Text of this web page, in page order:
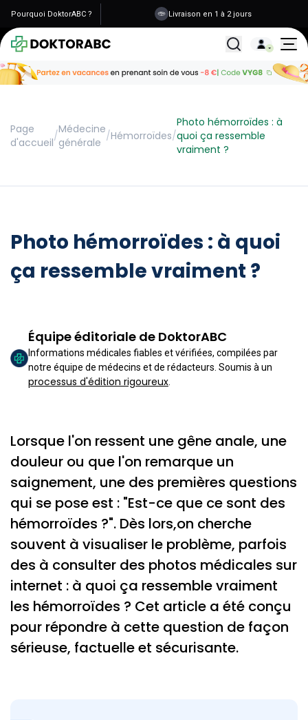
Pourquoi DoktorABC ? Livraison en 1 à 2 jours
Tous les
Page
d'accueil/Médecine
générale /Hémorroïdes/
Photo hémorroïdes : à
quoi ça ressemble
vraiment ?
Photo hémorroïdes : à quoi
ça ressemble vraiment ?
Équipe éditoriale de DoktorABC
Informations médicales fiables et vérifiées, compilées par
notre équipe de médecins et de rédacteurs. Soumis à un
processus d'édition rigoureux.
Lorsque l'on ressent une gêne anale, une
douleur ou que l'on remarque un
saignement, une des premières questions
qui se pose est : "Est-ce que ce sont des
hémorroïdes ?". Dès lors,on cherche
souvent à visualiser le problème, parfois
des à consulter des photos médicales sur
internet : à quoi ça ressemble vraiment
les hémorroïdes ? Cet article a été conçu
pour répondre à cette question de façon
sérieuse, factuelle et sécurisante.